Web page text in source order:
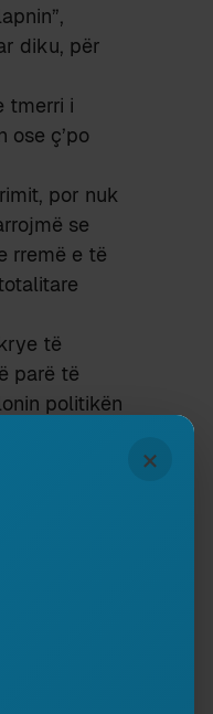
diku, për
tmerri i
ose ç’po
por nuk
se
rremë e të
të
parë të
politikën
e
sesa si
di të
t’u
×